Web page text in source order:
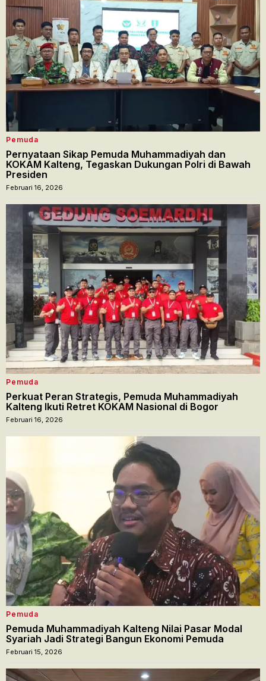
Pemuda
Pernyataan Sikap Pemuda Muhammadiyah dan
KOKAM Kalteng, Tegaskan Dukungan Polri di Bawah
Presiden
Februari 16, 2026
Pemuda
Perkuat Peran Strategis, Pemuda Muhammadiyah
Kalteng Ikuti Retret KOKAM Nasional di Bogor
Februari 16, 2026
Pemuda
Pemuda Muhammadiyah Kalteng Nilai Pasar Modal
Syariah Jadi Strategi Bangun Ekonomi Pemuda
Februari 15, 2026